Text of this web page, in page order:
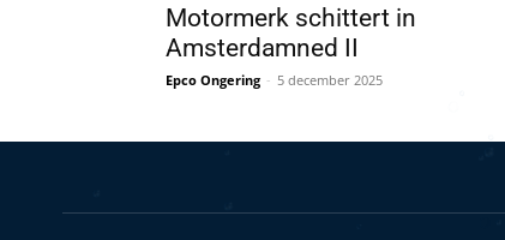
Motormerk schittert in
Amsterdamned II
Epco Ongering - 5 december 2025